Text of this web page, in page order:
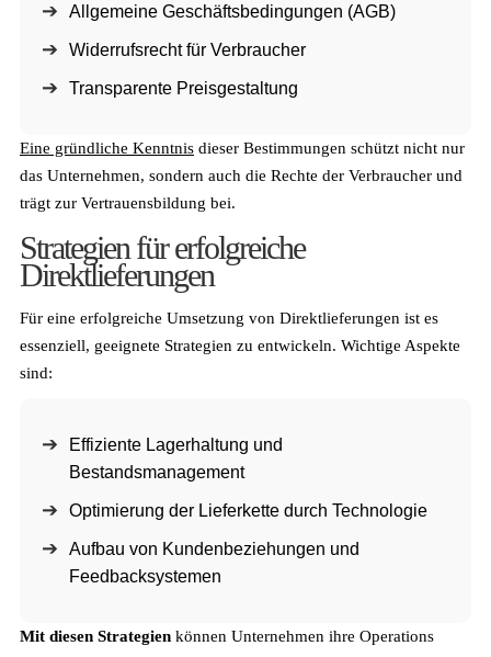
Allgemeine Geschäftsbedingungen (AGB)
Widerrufsrecht für Verbraucher
Transparente Preisgestaltung
Eine gründliche Kenntnis dieser Bestimmungen schützt nicht nur
das Unternehmen, sondern auch die Rechte der Verbraucher und
trägt zur Vertrauensbildung bei.
Strategien für erfolgreiche
Direktlieferungen
Für eine erfolgreiche Umsetzung von Direktlieferungen ist es
essenziell, geeignete Strategien zu entwickeln. Wichtige Aspekte
sind:
Effiziente Lagerhaltung und
Bestandsmanagement
Optimierung der Lieferkette durch Technologie
Aufbau von Kundenbeziehungen und
Feedbacksystemen
Mit diesen Strategien können Unternehmen ihre Operations